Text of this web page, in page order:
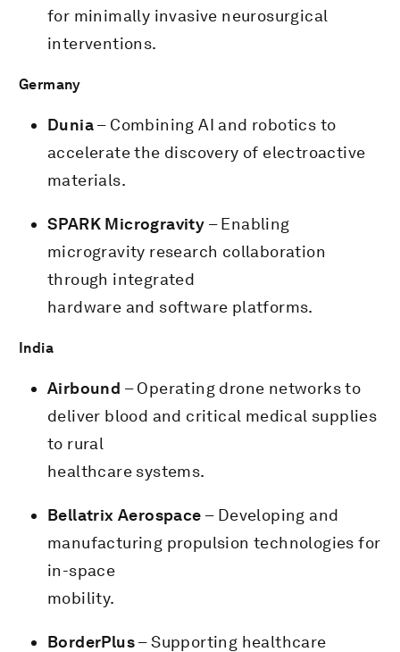
for minimally invasive neurosurgical
interventions.
Germany
Dunia– Combining AI and robotics to
accelerate the discovery of electroactive
materials.
SPARK Microgravity – Enabling
microgravity research collaboration
through integrated
hardware and software platforms.
India
Airbound – Operating drone networks to
deliver blood and critical medical supplies
to rural
healthcare systems.
Bellatrix Aerospace – Developing and
manufacturing propulsion technologies for
in-space
mobility.
BorderPlus– Supporting healthcare